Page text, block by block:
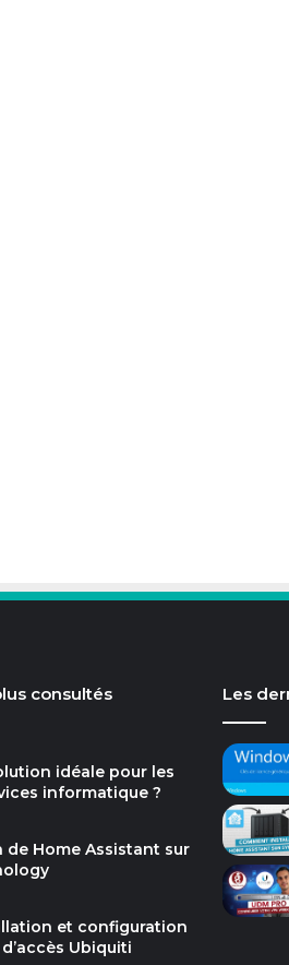
consultés
idéale pour les
informatique ?
de Home Assistant sur
et configuration
Ubiquiti
Les